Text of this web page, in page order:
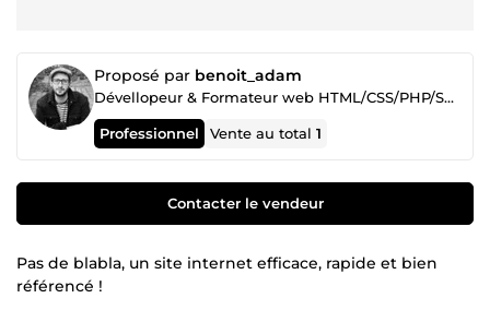
Proposé par benoit_adam
Dévellopeur & Formateur web HTML/CSS/PHP/SQL/Wordpress/Drupal
Professionnel Vente au total1
Contacter le vendeur
Pas de blabla, un site internet efficace, rapide et bien
référencé !